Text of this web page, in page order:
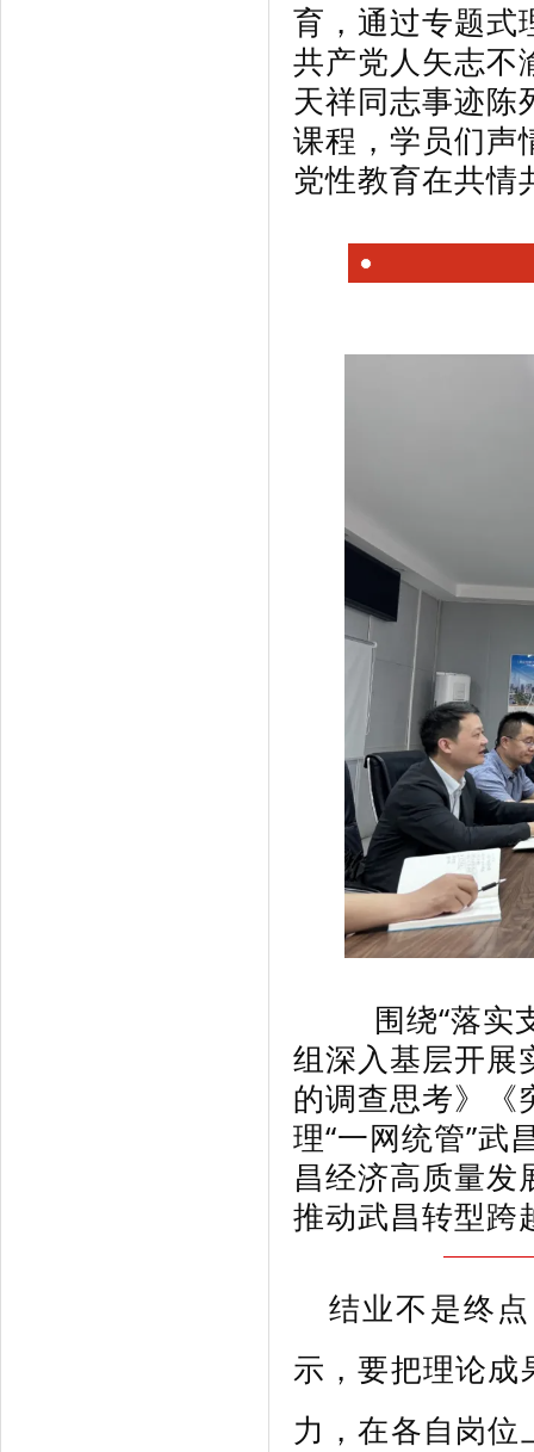
育，通过专题式
共产党人矢志不
天祥同志事迹陈
课程，学员们声
党性教育在共情
围绕“落实
组深入基层开展
的调查思考》《
理“一网统管”武
昌经济高质量
推动武昌转型跨
结业不是终
示，要把理论成
力，在各自岗